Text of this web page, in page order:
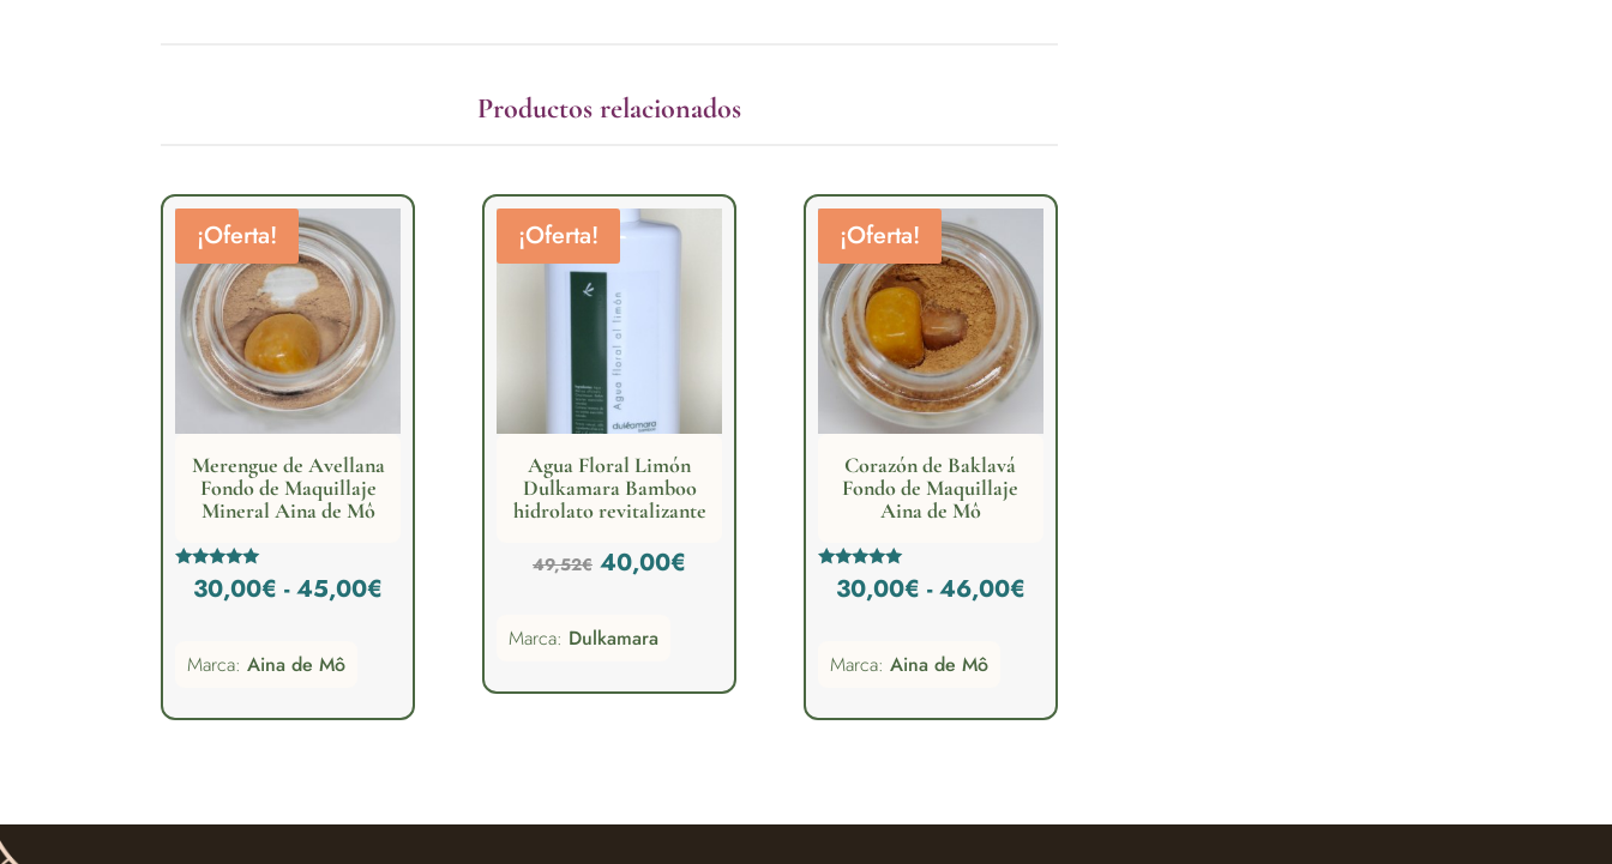
Productos relacionados
¡Oferta!
Merengue de Avellana
Fondo de Maquillaje
Mineral Aina de Mô
Valorado
con30,00€ - 45,00€
desde
45,00€
Marca:Aina de Mô
¡Oferta!
Agua Floral Limón
Dulkamara Bamboo
hidrolato revitalizante
49,52€ El
original
era:
40,00€
es:
Marca: Dulkamara
¡Oferta!
Corazón de Baklavá
Fondo de Maquillaje
Aina de Mô
Valorado
con30,00€ - 46,00€Rango
desde
46,00€
Marca: Aina de Mô